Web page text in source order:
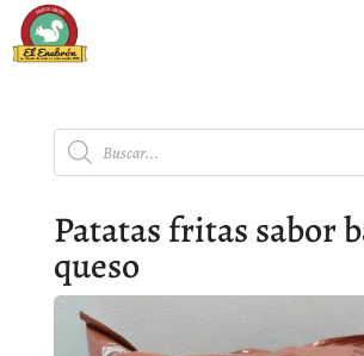
Búsqueda
de
productos
Patatas fritas sabor
queso